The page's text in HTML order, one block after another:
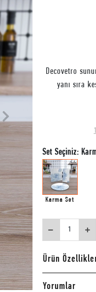
Decovetro
yanı sıra
Set Seçiniz:
Karma Set
Ürün
Yorumlar